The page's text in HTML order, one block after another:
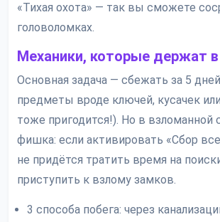
«Тихая охота» — так вы сможете
головоломках.
Механики, которые держат
Основная задача — сбежать за 5
предметы вроде ключей, кусачек
тоже пригодится!). Но в взломанной
фишка: если активировать «Сбор
не придётся тратить время на
приступить к взлому замков.
3 способа побега: через